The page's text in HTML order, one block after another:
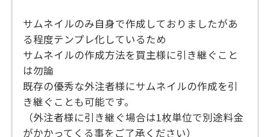
サムネイルのみ自身で作成しておりましたがあ
る程度テンプレ化しているため
サムネイルの作成方法を買主様に引き継ぐこと
は勿論
既存の優秀な外注者様にサムネイルの作成を引
き継ぐことも可能です。
（外注者様に引き継ぐ場合は1枚単位で別途料金
がかかってくる事をご了承ください）